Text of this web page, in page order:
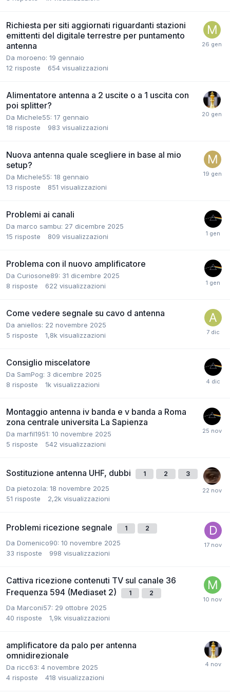
Richiesta per siti aggiornati riguardanti stazioni
emittenti del digitale terrestre per puntamento
antenna
Da moroeno: 19 gennaio
12 risposte 654 visualizzazioni
Alimentatore antenna a 2 uscite o a 1 uscita con
poi splitter?
Da Michele55: 17 gennaio
18 risposte 983 visualizzazioni
Nuova antenna quale scegliere in base al mio
setup?
Da Michele55: 18 gennaio
13 risposte 851 visualizzazioni
Problemi ai canali
Da marco sambu: 27 dicembre 2025
15 risposte 809 visualizzazioni
Problema con il nuovo amplificatore
Da Curiosone89: 31 dicembre 2025
8 risposte 622 visualizzazioni
Come vedere segnale su cavo d antenna
Da aniellos: 22 novembre 2025
5 risposte 1,8k visualizzazioni
Consiglio miscelatore
Da SamPog: 3 dicembre 2025
8 risposte 1k visualizzazioni
Montaggio antenna iv banda e v banda a Roma
zona centrale universita La Sapienza
Da marfil1951: 10 novembre 2025
5 risposte 542 visualizzazioni
Sostituzione antenna UHF, dubbi 1 2 3
Da pietozola: 18 novembre 2025
51 risposte 2,2k visualizzazioni
Problemi ricezione segnale 1 2
Da Domenico90: 10 novembre 2025
33 risposte 998 visualizzazioni
Cattiva ricezione contenuti TV sul canale 36
Frequenza 594 (Mediaset 2)
1 2
Da Marconi57: 29 ottobre 2025
40 risposte 1,9k visualizzazioni
amplificatore da palo per antenna
omnidirezionale
Da ricc63: 4 novembre 2025
4 risposte 418 visualizzazioni